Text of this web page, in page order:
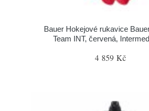
Bauer Hokejové rukavice
Team INT, červená,
4 859 Kč